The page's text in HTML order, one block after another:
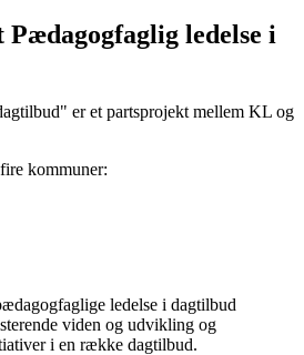
ledelse i
er et partsprojekt mellem KL og
kommuner:
ledelse i dagtilbud
viden og udvikling og
i en række dagtilbud.